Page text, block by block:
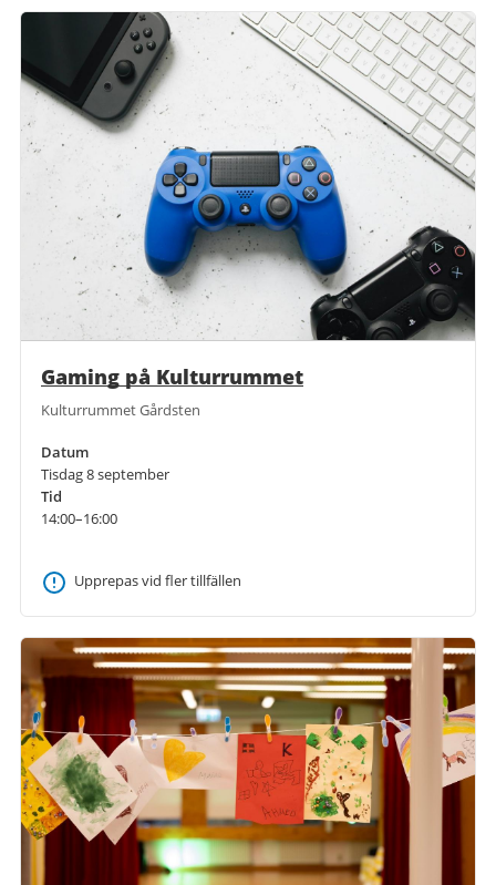
Gaming på Kulturrummet
Kulturrummet Gårdsten
Datum
Tisdag 8 september
Tid
14:00–16:00
Upprepas vid fler tillfällen